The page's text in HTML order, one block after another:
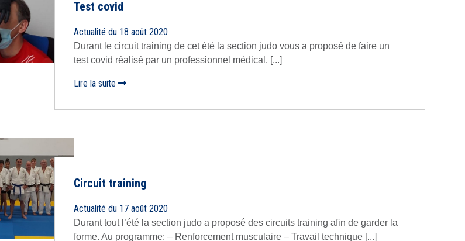
Test covid
Actualité du 18 août 2020
Durant le circuit training de cet été la section judo vous a proposé de faire un
test covid réalisé par un professionnel médical. [...]
Lire la suite
Circuit training
Actualité du 17 août 2020
Durant tout l’été la section judo a proposé des circuits training afin de garder la
forme. Au programme: – Renforcement musculaire – Travail technique [...]